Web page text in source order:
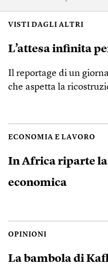
VISTI DAGLI ALTRI
L’attesa infinita
Il reportage di un
che aspetta la
ECONOMIA E LAVORO
In Africa riparte
economica
OPINIONI
La bambola di